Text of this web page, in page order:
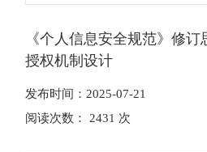
《个人信息安全规范》修
授权机制设计
发布时间：2025-07-21
阅读次数： 2431 次